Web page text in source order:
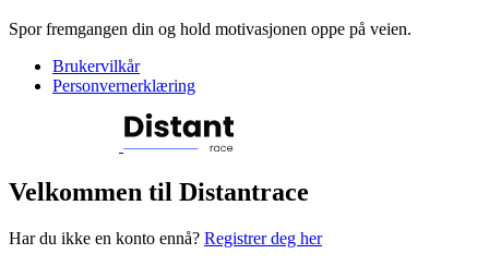
Spor fremgangen din og hold motivasjonen oppe på veien.
Brukervilkår
Personvernerklæring
Velkommen til Distantrace
Har du ikke en konto ennå? Registrer deg her